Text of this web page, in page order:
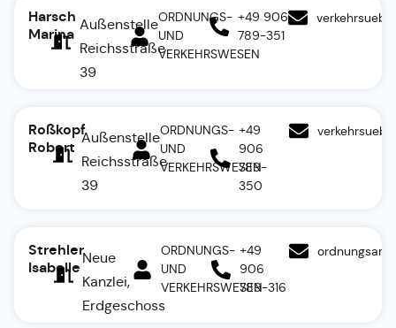
Harsch
Marina
Außenstelle
Reichsstraße
39
ORDNUNGS-
UND
VERKEHRSWESEN
+49 906
789-351
Roßkopf
Robert
Außenstelle
Reichsstraße
39
ORDNUNGS-
UND
VERKEHRSWESEN
+49
906
789-
350
Strehler
Isabelle
Neue
Kanzlei,
Erdgeschoss
ORDNUNGS-
UND
VERKEHRSWESEN
+49
906
789-316